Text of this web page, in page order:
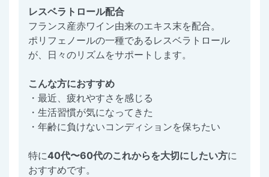
レスベラトロール配合
フランス産赤ワイン由来のエキス末を配合。
ポリフェノールの一種であるレスベラトロール
が、日々のリズムをサポートします。
こんな方におすすめ
・最近、疲れやすさを感じる
・生活習慣が気になってきた
・年齢に負けないコンディションを保ちたい
特に40代〜60代のこれからを大切にしたい方に
おすすめです。